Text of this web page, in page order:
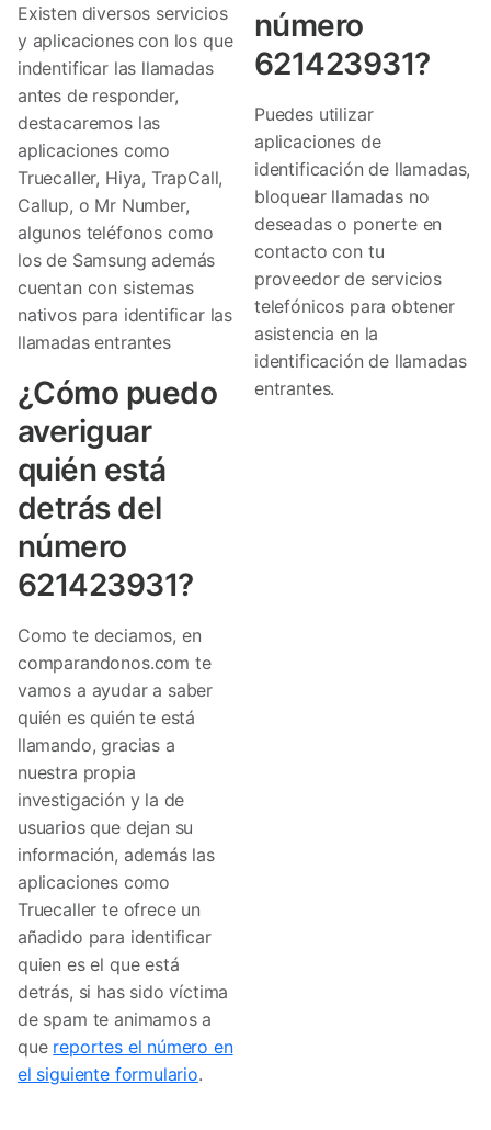
Existen diversos servicios
y aplicaciones con los que
indentificar las llamadas
antes de responder,
destacaremos las
aplicaciones como
Truecaller, Hiya, TrapCall,
Callup, o Mr Number,
algunos teléfonos como
los de Samsung además
cuentan con sistemas
nativos para identificar las
llamadas entrantes
¿Cómo puedo
averiguar
quién está
detrás del
número
621423931?
Como te deciamos, en
comparandonos.com te
vamos a ayudar a saber
quién es quién te está
llamando, gracias a
nuestra propia
investigación y la de
usuarios que dejan su
información, además las
aplicaciones como
Truecaller te ofrece un
añadido para identificar
quien es el que está
detrás, si has sido víctima
de spam te animamos a
que reportes el número en
el siguiente formulario.
número
621423931?
Puedes utilizar
aplicaciones de
identificación de llamadas,
bloquear llamadas no
deseadas o ponerte en
contacto con tu
proveedor de servicios
telefónicos para obtener
asistencia en la
identificación de llamadas
entrantes.